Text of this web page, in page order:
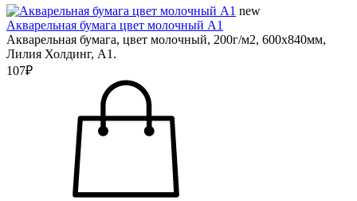
new
Акварельная бумага цвет молочный А1
Акварельная бумага, цвет молочный, 200г/м2, 600х840мм,
Лилия Холдинг, А1.
107₽